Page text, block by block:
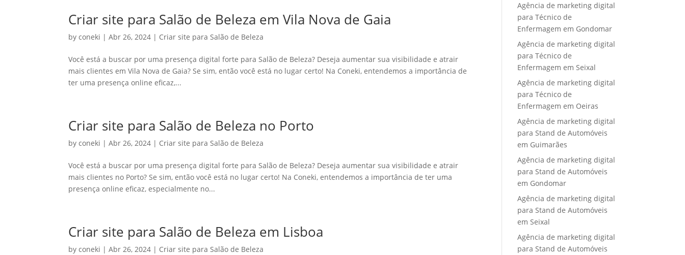
Criar site para Salão de Beleza em Vila Nova de Gaia
byconeki |Abr 26, 2024 | Criar site para Salão de Beleza
Você está a buscar por uma presença digital forte para Salão de Beleza? Deseja aumentar sua visibilidade e atrair
mais clientes em Vila Nova de Gaia? Se sim, então você está no lugar certo! Na Coneki, entendemos a importância de
ter uma presença online eficaz,...
Criar site para Salão de Beleza no Porto
byconeki |Abr 26, 2024 | Criar site para Salão de Beleza
Você está a buscar por uma presença digital forte para Salão de Beleza? Deseja aumentar sua visibilidade e atrair
mais clientes no Porto? Se sim, então você está no lugar certo! Na Coneki, entendemos a importância de ter uma
presença online eficaz, especialmente no...
Criar site para Salão de Beleza em Lisboa
byconeki |Abr 26, 2024 | Criar site para Salão de Beleza
Agência de marketing digital
para Técnico de
Enfermagem em Gondomar
Agência de marketing digital
para Técnico de
Enfermagem em Seixal
Agência de marketing digital
para Técnico de
Enfermagem em Oeiras
Agência de marketing digital
para Stand de Automóveis
em Guimarães
Agência de marketing digital
para Stand de Automóveis
em Gondomar
Agência de marketing digital
para Stand de Automóveis
em Seixal
Agência de marketing digital
para Stand de Automóveis